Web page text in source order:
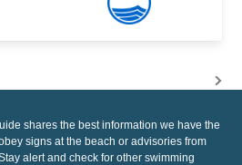
shares the best information we have the
signs at the beach or advisories from
alert and check for other swimming